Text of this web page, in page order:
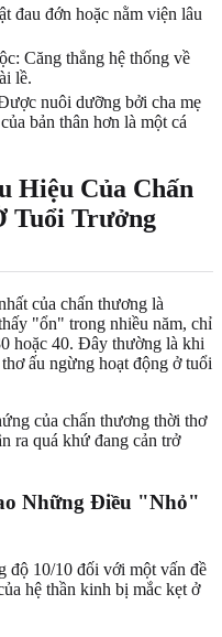
đau đớn hoặc nằm viện lâu
Căng thẳng hệ thống về
lề.
nuôi dưỡng bởi cha mẹ
bản thân hơn là một cá
Hiệu Của Chấn
Tuổi Trưởng
của chấn thương là
"ổn" trong nhiều năm, chỉ
hoặc 40. Đây thường là khi
ấu ngừng hoạt động ở tuổi
của chấn thương thời thơ
ra quá khứ đang cản trở
Những Điều "Nhỏ"
độ 10/10 đối với một vấn đề
hệ thần kinh bị mắc kẹt ở